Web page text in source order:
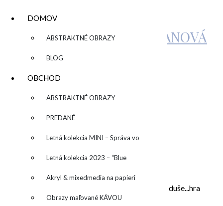
DOMOV
▼ ABSTRAKTNÉ OBRAZY
BLOG
OBCHOD
▼ ABSTRAKTNÉ OBRAZY
PREDANÉ
Letná kolekcia MINI – Správa vo
fľaši
Letná kolekcia 2023 – “Blue
SUN” – “Modré slnko”
Akryl & mixedmedia na papieri
Obrazy maľované KÁVOU
KATARÍNA SUJOVÁ KALMANOVÁ
ABSOLVENTKY1
byadminLeave a Comment
O MNE – ABOUT ME
Moje maľovanie je intuitívne, sú to príbehy mojej duše...hra
farieb a ich nekonečných kombinácií na plátne.